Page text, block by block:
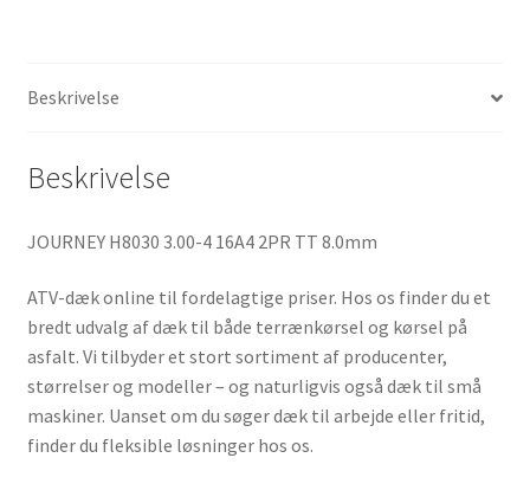
o
r
p
Beskrivelse
Beskrivelse
JOURNEY H8030 3.00-4 16A4 2PR TT 8.0mm
ATV-dæk online til fordelagtige priser. Hos os finder du et
bredt udvalg af dæk til både terrænkørsel og kørsel på
asfalt. Vi tilbyder et stort sortiment af producenter,
størrelser og modeller – og naturligvis også dæk til små
maskiner. Uanset om du søger dæk til arbejde eller fritid,
finder du fleksible løsninger hos os.